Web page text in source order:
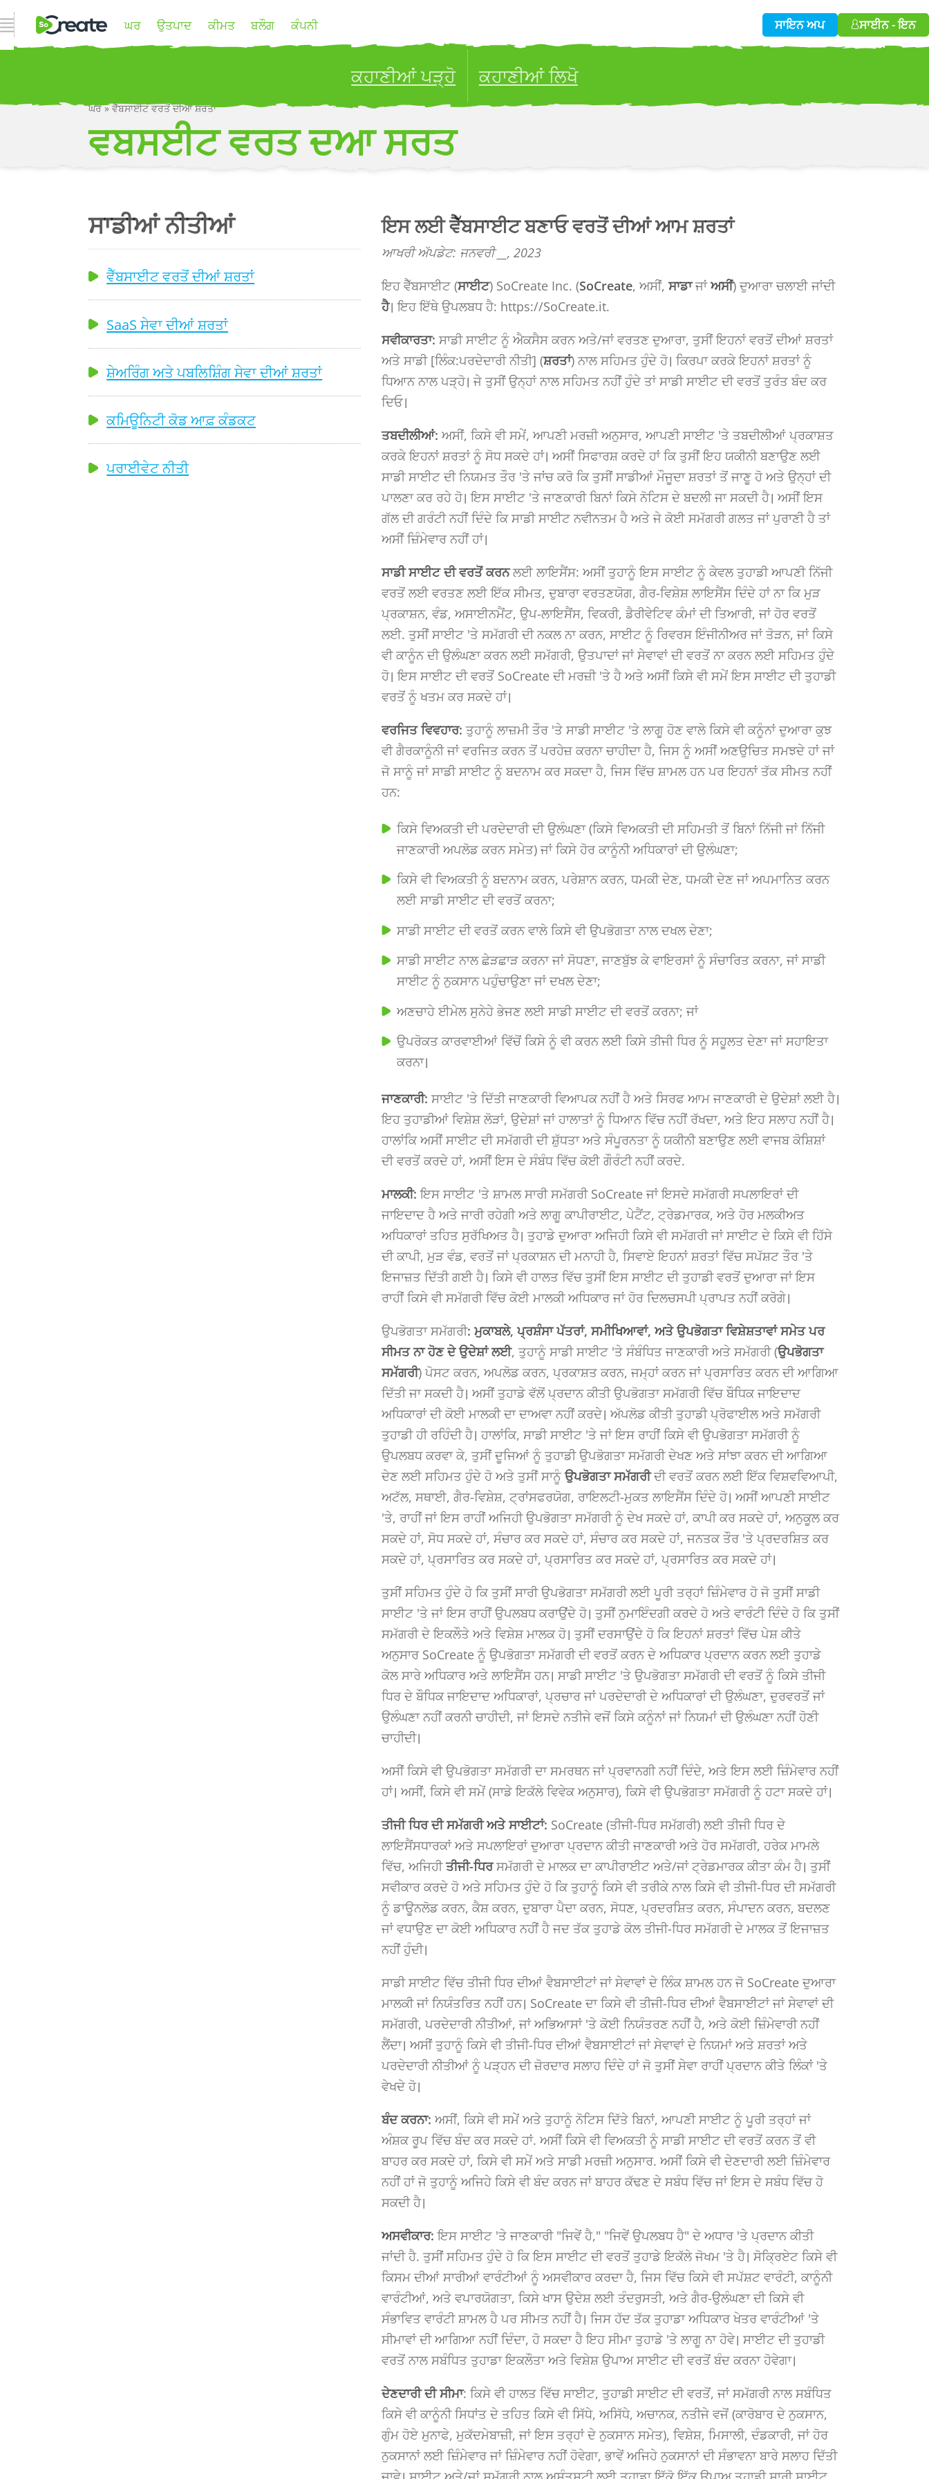
ਨੈਵੀਗੇਸ਼ਨ ਖੋਲ੍ਹੋ ਘਰ ਉਤਪਾਦ ਕੀਮਤ ਬਲੌਗ ਕੰਪਨੀ ਸਾਇਨ ਅਪ ਸਾਈਨ - ਇਨ
ਕਹਾਣੀਆਂ ਪੜ੍ਹੋ ਕਹਾਣੀਆਂ ਲਿਖੋ
ਘਰ»ਵੈੱਬਸਾਈਟ ਵਰਤੋਂ ਦੀਆਂ ਸ਼ਰਤਾਂ
ਵਬਸਈਟ ਵਰਤ ਦਆ ਸਰਤ
ਇਸ ਲਈ ਵੈੱਬਸਾਈਟ ਬਣਾਓ ਵਰਤੋਂ ਦੀਆਂ ਆਮ ਸ਼ਰਤਾਂ
ਆਖਰੀ ਅੱਪਡੇਟ: ਜਨਵਰੀ __, 2023
ਇਹ ਵੈੱਬਸਾਈਟ (ਸਾਈਟ) SoCreate Inc. (SoCreate, ਅਸੀਂ,ਸਾਡਾਜਾਂਅਸੀਂ) ਦੁਆਰਾ ਚਲਾਈ ਜਾਂਦੀ
ਹੈ। ਇਹ ਇੱਥੇ ਉਪਲਬਧ ਹੈ: https://SoCreate.it.
ਸਵੀਕਾਰਤਾ: ਸਾਡੀ ਸਾਈਟ ਨੂੰ ਐਕਸੈਸ ਕਰਨ ਅਤੇ/ਜਾਂ ਵਰਤਣ ਦੁਆਰਾ, ਤੁਸੀਂ ਇਹਨਾਂ ਵਰਤੋਂ ਦੀਆਂ ਸ਼ਰਤਾਂ
ਅਤੇ ਸਾਡੀ [ਲਿੰਕ:ਪਰਦੇਦਾਰੀ ਨੀਤੀ] (ਸ਼ਰਤਾਂ) ਨਾਲ ਸਹਿਮਤ ਹੁੰਦੇ ਹੋ। ਕਿਰਪਾ ਕਰਕੇ ਇਹਨਾਂ ਸ਼ਰਤਾਂ ਨੂੰ
ਧਿਆਨ ਨਾਲ ਪੜ੍ਹੋ। ਜੇ ਤੁਸੀਂ ਉਨ੍ਹਾਂ ਨਾਲ ਸਹਿਮਤ ਨਹੀਂ ਹੁੰਦੇ ਤਾਂ ਸਾਡੀ ਸਾਈਟ ਦੀ ਵਰਤੋਂ ਤੁਰੰਤ ਬੰਦ ਕਰ
ਦਿਓ।
ਤਬਦੀਲੀਆਂ: ਅਸੀਂ, ਕਿਸੇ ਵੀ ਸਮੇਂ, ਆਪਣੀ ਮਰਜ਼ੀ ਅਨੁਸਾਰ, ਆਪਣੀ ਸਾਈਟ 'ਤੇ ਤਬਦੀਲੀਆਂ ਪ੍ਰਕਾਸ਼ਤ
ਕਰਕੇ ਇਹਨਾਂ ਸ਼ਰਤਾਂ ਨੂੰ ਸੋਧ ਸਕਦੇ ਹਾਂ। ਅਸੀਂ ਸਿਫਾਰਸ਼ ਕਰਦੇ ਹਾਂ ਕਿ ਤੁਸੀਂ ਇਹ ਯਕੀਨੀ ਬਣਾਉਣ ਲਈ
ਸਾਡੀ ਸਾਈਟ ਦੀ ਨਿਯਮਤ ਤੌਰ 'ਤੇ ਜਾਂਚ ਕਰੋ ਕਿ ਤੁਸੀਂ ਸਾਡੀਆਂ ਮੌਜੂਦਾ ਸ਼ਰਤਾਂ ਤੋਂ ਜਾਣੂ ਹੋ ਅਤੇ ਉਨ੍ਹਾਂ ਦੀ
ਪਾਲਣਾ ਕਰ ਰਹੇ ਹੋ। ਇਸ ਸਾਈਟ 'ਤੇ ਜਾਣਕਾਰੀ ਬਿਨਾਂ ਕਿਸੇ ਨੋਟਿਸ ਦੇ ਬਦਲੀ ਜਾ ਸਕਦੀ ਹੈ। ਅਸੀਂ ਇਸ
ਗੱਲ ਦੀ ਗਰੰਟੀ ਨਹੀਂ ਦਿੰਦੇ ਕਿ ਸਾਡੀ ਸਾਈਟ ਨਵੀਨਤਮ ਹੈ ਅਤੇ ਜੇ ਕੋਈ ਸਮੱਗਰੀ ਗਲਤ ਜਾਂ ਪੁਰਾਣੀ ਹੈ ਤਾਂ
ਅਸੀਂ ਜ਼ਿੰਮੇਵਾਰ ਨਹੀਂ ਹਾਂ।
ਸਾਡੀ ਸਾਈਟ ਦੀ ਵਰਤੋਂ ਕਰਨਲਈ ਲਾਇਸੈਂਸ: ਅਸੀਂ ਤੁਹਾਨੂੰ ਇਸ ਸਾਈਟ ਨੂੰ ਕੇਵਲ ਤੁਹਾਡੀ ਆਪਣੀ ਨਿੱਜੀ
ਵਰਤੋਂ ਲਈ ਵਰਤਣ ਲਈ ਇੱਕ ਸੀਮਤ, ਦੁਬਾਰਾ ਵਰਤਣਯੋਗ, ਗੈਰ-ਵਿਸ਼ੇਸ਼ ਲਾਇਸੈਂਸ ਦਿੰਦੇ ਹਾਂ ਨਾ ਕਿ ਮੁੜ
ਪ੍ਰਕਾਸ਼ਨ, ਵੰਡ, ਅਸਾਈਨਮੈਂਟ, ਉਪ-ਲਾਇਸੈਂਸ, ਵਿਕਰੀ, ਡੈਰੀਵੇਟਿਵ ਕੰਮਾਂ ਦੀ ਤਿਆਰੀ, ਜਾਂ ਹੋਰ ਵਰਤੋਂ
ਲਈ. ਤੁਸੀਂ ਸਾਈਟ 'ਤੇ ਸਮੱਗਰੀ ਦੀ ਨਕਲ ਨਾ ਕਰਨ, ਸਾਈਟ ਨੂੰ ਰਿਵਰਸ ਇੰਜੀਨੀਅਰ ਜਾਂ ਤੋੜਨ, ਜਾਂ ਕਿਸੇ
ਵੀ ਕਾਨੂੰਨ ਦੀ ਉਲੰਘਣਾ ਕਰਨ ਲਈ ਸਮੱਗਰੀ, ਉਤਪਾਦਾਂ ਜਾਂ ਸੇਵਾਵਾਂ ਦੀ ਵਰਤੋਂ ਨਾ ਕਰਨ ਲਈ ਸਹਿਮਤ ਹੁੰਦੇ
ਹੋ। ਇਸ ਸਾਈਟ ਦੀ ਵਰਤੋਂ SoCreate ਦੀ ਮਰਜ਼ੀ 'ਤੇ ਹੈ ਅਤੇ ਅਸੀਂ ਕਿਸੇ ਵੀ ਸਮੇਂ ਇਸ ਸਾਈਟ ਦੀ ਤੁਹਾਡੀ
ਵਰਤੋਂ ਨੂੰ ਖਤਮ ਕਰ ਸਕਦੇ ਹਾਂ।
ਵਰਜਿਤ ਵਿਵਹਾਰ: ਤੁਹਾਨੂੰ ਲਾਜ਼ਮੀ ਤੌਰ 'ਤੇ ਸਾਡੀ ਸਾਈਟ 'ਤੇ ਲਾਗੂ ਹੋਣ ਵਾਲੇ ਕਿਸੇ ਵੀ ਕਨੂੰਨਾਂ ਦੁਆਰਾ ਕੁਝ
ਵੀ ਗੈਰਕਾਨੂੰਨੀ ਜਾਂ ਵਰਜਿਤ ਕਰਨ ਤੋਂ ਪਰਹੇਜ਼ ਕਰਨਾ ਚਾਹੀਦਾ ਹੈ, ਜਿਸ ਨੂੰ ਅਸੀਂ ਅਣਉਚਿਤ ਸਮਝਦੇ ਹਾਂ ਜਾਂ
ਜੋ ਸਾਨੂੰ ਜਾਂ ਸਾਡੀ ਸਾਈਟ ਨੂੰ ਬਦਨਾਮ ਕਰ ਸਕਦਾ ਹੈ, ਜਿਸ ਵਿੱਚ ਸ਼ਾਮਲ ਹਨ ਪਰ ਇਹਨਾਂ ਤੱਕ ਸੀਮਤ ਨਹੀਂ
ਹਨ:
ਕਿਸੇ ਵਿਅਕਤੀ ਦੀ ਪਰਦੇਦਾਰੀ ਦੀ ਉਲੰਘਣਾ (ਕਿਸੇ ਵਿਅਕਤੀ ਦੀ ਸਹਿਮਤੀ ਤੋਂ ਬਿਨਾਂ ਨਿੱਜੀ ਜਾਂ ਨਿੱਜੀ
ਜਾਣਕਾਰੀ ਅਪਲੋਡ ਕਰਨ ਸਮੇਤ) ਜਾਂ ਕਿਸੇ ਹੋਰ ਕਾਨੂੰਨੀ ਅਧਿਕਾਰਾਂ ਦੀ ਉਲੰਘਣਾ;
ਕਿਸੇ ਵੀ ਵਿਅਕਤੀ ਨੂੰ ਬਦਨਾਮ ਕਰਨ, ਪਰੇਸ਼ਾਨ ਕਰਨ, ਧਮਕੀ ਦੇਣ, ਧਮਕੀ ਦੇਣ ਜਾਂ ਅਪਮਾਨਿਤ ਕਰਨ
ਲਈ ਸਾਡੀ ਸਾਈਟ ਦੀ ਵਰਤੋਂ ਕਰਨਾ;
ਸਾਡੀ ਸਾਈਟ ਦੀ ਵਰਤੋਂ ਕਰਨ ਵਾਲੇ ਕਿਸੇ ਵੀ ਉਪਭੋਗਤਾ ਨਾਲ ਦਖਲ ਦੇਣਾ;
ਸਾਡੀ ਸਾਈਟ ਨਾਲ ਛੇੜਛਾੜ ਕਰਨਾ ਜਾਂ ਸੋਧਣਾ, ਜਾਣਬੁੱਝ ਕੇ ਵਾਇਰਸਾਂ ਨੂੰ ਸੰਚਾਰਿਤ ਕਰਨਾ, ਜਾਂ ਸਾਡੀ
ਸਾਈਟ ਨੂੰ ਨੁਕਸਾਨ ਪਹੁੰਚਾਉਣਾ ਜਾਂ ਦਖਲ ਦੇਣਾ;
ਅਣਚਾਹੇ ਈਮੇਲ ਸੁਨੇਹੇ ਭੇਜਣ ਲਈ ਸਾਡੀ ਸਾਈਟ ਦੀ ਵਰਤੋਂ ਕਰਨਾ; ਜਾਂ
ਉਪਰੋਕਤ ਕਾਰਵਾਈਆਂ ਵਿੱਚੋਂ ਕਿਸੇ ਨੂੰ ਵੀ ਕਰਨ ਲਈ ਕਿਸੇ ਤੀਜੀ ਧਿਰ ਨੂੰ ਸਹੂਲਤ ਦੇਣਾ ਜਾਂ ਸਹਾਇਤਾ
ਕਰਨਾ।
ਜਾਣਕਾਰੀ:ਸਾਈਟ 'ਤੇ ਦਿੱਤੀ ਜਾਣਕਾਰੀ ਵਿਆਪਕ ਨਹੀਂ ਹੈ ਅਤੇ ਸਿਰਫ ਆਮ ਜਾਣਕਾਰੀ ਦੇ ਉਦੇਸ਼ਾਂ ਲਈ ਹੈ।
ਇਹ ਤੁਹਾਡੀਆਂ ਵਿਸ਼ੇਸ਼ ਲੋੜਾਂ, ਉਦੇਸ਼ਾਂ ਜਾਂ ਹਾਲਾਤਾਂ ਨੂੰ ਧਿਆਨ ਵਿੱਚ ਨਹੀਂ ਰੱਖਦਾ, ਅਤੇ ਇਹ ਸਲਾਹ ਨਹੀਂ ਹੈ।
ਹਾਲਾਂਕਿ ਅਸੀਂ ਸਾਈਟ ਦੀ ਸਮੱਗਰੀ ਦੀ ਸ਼ੁੱਧਤਾ ਅਤੇ ਸੰਪੂਰਨਤਾ ਨੂੰ ਯਕੀਨੀ ਬਣਾਉਣ ਲਈ ਵਾਜਬ ਕੋਸ਼ਿਸ਼ਾਂ
ਦੀ ਵਰਤੋਂ ਕਰਦੇ ਹਾਂ, ਅਸੀਂ ਇਸ ਦੇ ਸੰਬੰਧ ਵਿੱਚ ਕੋਈ ਗੌਰੰਟੀ ਨਹੀਂ ਕਰਦੇ.
ਮਾਲਕੀ: ਇਸ ਸਾਈਟ 'ਤੇ ਸ਼ਾਮਲ ਸਾਰੀ ਸਮੱਗਰੀ SoCreate ਜਾਂ ਇਸਦੇ ਸਮੱਗਰੀ ਸਪਲਾਇਰਾਂ ਦੀ
ਜਾਇਦਾਦ ਹੈ ਅਤੇ ਜਾਰੀ ਰਹੇਗੀ ਅਤੇ ਲਾਗੂ ਕਾਪੀਰਾਈਟ, ਪੇਟੈਂਟ, ਟ੍ਰੇਡਮਾਰਕ, ਅਤੇ ਹੋਰ ਮਲਕੀਅਤ
ਅਧਿਕਾਰਾਂ ਤਹਿਤ ਸੁਰੱਖਿਅਤ ਹੈ। ਤੁਹਾਡੇ ਦੁਆਰਾ ਅਜਿਹੀ ਕਿਸੇ ਵੀ ਸਮੱਗਰੀ ਜਾਂ ਸਾਈਟ ਦੇ ਕਿਸੇ ਵੀ ਹਿੱਸੇ
ਦੀ ਕਾਪੀ, ਮੁੜ ਵੰਡ, ਵਰਤੋਂ ਜਾਂ ਪ੍ਰਕਾਸ਼ਨ ਦੀ ਮਨਾਹੀ ਹੈ, ਸਿਵਾਏ ਇਹਨਾਂ ਸ਼ਰਤਾਂ ਵਿੱਚ ਸਪੱਸ਼ਟ ਤੌਰ 'ਤੇ
ਇਜਾਜ਼ਤ ਦਿੱਤੀ ਗਈ ਹੈ। ਕਿਸੇ ਵੀ ਹਾਲਤ ਵਿੱਚ ਤੁਸੀਂ ਇਸ ਸਾਈਟ ਦੀ ਤੁਹਾਡੀ ਵਰਤੋਂ ਦੁਆਰਾ ਜਾਂ ਇਸ
ਰਾਹੀਂ ਕਿਸੇ ਵੀ ਸਮੱਗਰੀ ਵਿੱਚ ਕੋਈ ਮਾਲਕੀ ਅਧਿਕਾਰ ਜਾਂ ਹੋਰ ਦਿਲਚਸਪੀ ਪ੍ਰਾਪਤ ਨਹੀਂ ਕਰੋਗੇ।
ਉਪਭੋਗਤਾ ਸਮੱਗਰੀ: ਮੁਕਾਬਲੇ, ਪ੍ਰਸ਼ੰਸਾ ਪੱਤਰਾਂ, ਸਮੀਖਿਆਵਾਂ, ਅਤੇ ਉਪਭੋਗਤਾ ਵਿਸ਼ੇਸ਼ਤਾਵਾਂ ਸਮੇਤ ਪਰ
ਸੀਮਤ ਨਾ ਹੋਣ ਦੇ ਉਦੇਸ਼ਾਂ ਲਈ, ਤੁਹਾਨੂੰ ਸਾਡੀ ਸਾਈਟ 'ਤੇ ਸੰਬੰਧਿਤ ਜਾਣਕਾਰੀ ਅਤੇ ਸਮੱਗਰੀ (ਉਪਭੋਗਤਾ
ਸਮੱਗਰੀ) ਪੋਸਟ ਕਰਨ, ਅਪਲੋਡ ਕਰਨ, ਪ੍ਰਕਾਸ਼ਤ ਕਰਨ, ਜਮ੍ਹਾਂ ਕਰਨ ਜਾਂ ਪ੍ਰਸਾਰਿਤ ਕਰਨ ਦੀ ਆਗਿਆ
ਦਿੱਤੀ ਜਾ ਸਕਦੀ ਹੈ। ਅਸੀਂ ਤੁਹਾਡੇ ਵੱਲੋਂ ਪ੍ਰਦਾਨ ਕੀਤੀ ਉਪਭੋਗਤਾ ਸਮੱਗਰੀ ਵਿੱਚ ਬੌਧਿਕ ਜਾਇਦਾਦ
ਅਧਿਕਾਰਾਂ ਦੀ ਕੋਈ ਮਾਲਕੀ ਦਾ ਦਾਅਵਾ ਨਹੀਂ ਕਰਦੇ। ਅੱਪਲੋਡ ਕੀਤੀ ਤੁਹਾਡੀ ਪ੍ਰੋਫਾਈਲ ਅਤੇ ਸਮੱਗਰੀ
ਤੁਹਾਡੀ ਹੀ ਰਹਿੰਦੀ ਹੈ। ਹਾਲਾਂਕਿ, ਸਾਡੀ ਸਾਈਟ 'ਤੇ ਜਾਂ ਇਸ ਰਾਹੀਂ ਕਿਸੇ ਵੀ ਉਪਭੋਗਤਾ ਸਮੱਗਰੀ ਨੂੰ
ਉਪਲਬਧ ਕਰਵਾ ਕੇ, ਤੁਸੀਂ ਦੂਜਿਆਂ ਨੂੰ ਤੁਹਾਡੀ ਉਪਭੋਗਤਾ ਸਮੱਗਰੀ ਦੇਖਣ ਅਤੇ ਸਾਂਝਾ ਕਰਨ ਦੀ ਆਗਿਆ
ਦੇਣ ਲਈ ਸਹਿਮਤ ਹੁੰਦੇ ਹੋ ਅਤੇ ਤੁਸੀਂ ਸਾਨੂੰਉਪਭੋਗਤਾ ਸਮੱਗਰੀਦੀ ਵਰਤੋਂ ਕਰਨ ਲਈ ਇੱਕ ਵਿਸ਼ਵਵਿਆਪੀ,
ਅਟੱਲ, ਸਥਾਈ, ਗੈਰ-ਵਿਸ਼ੇਸ਼, ਟ੍ਰਾਂਸਫਰਯੋਗ, ਰਾਇਲਟੀ-ਮੁਕਤ ਲਾਇਸੈਂਸ ਦਿੰਦੇ ਹੋ। ਅਸੀਂ ਆਪਣੀ ਸਾਈਟ
'ਤੇ, ਰਾਹੀਂ ਜਾਂ ਇਸ ਰਾਹੀਂ ਅਜਿਹੀ ਉਪਭੋਗਤਾ ਸਮੱਗਰੀ ਨੂੰ ਦੇਖ ਸਕਦੇ ਹਾਂ, ਕਾਪੀ ਕਰ ਸਕਦੇ ਹਾਂ, ਅਨੁਕੂਲ ਕਰ
ਸਕਦੇ ਹਾਂ, ਸੋਧ ਸਕਦੇ ਹਾਂ, ਸੰਚਾਰ ਕਰ ਸਕਦੇ ਹਾਂ, ਸੰਚਾਰ ਕਰ ਸਕਦੇ ਹਾਂ, ਜਨਤਕ ਤੌਰ 'ਤੇ ਪ੍ਰਦਰਸ਼ਿਤ ਕਰ
ਸਕਦੇ ਹਾਂ, ਪ੍ਰਸਾਰਿਤ ਕਰ ਸਕਦੇ ਹਾਂ, ਪ੍ਰਸਾਰਿਤ ਕਰ ਸਕਦੇ ਹਾਂ, ਪ੍ਰਸਾਰਿਤ ਕਰ ਸਕਦੇ ਹਾਂ।
ਤੁਸੀਂ ਸਹਿਮਤ ਹੁੰਦੇ ਹੋ ਕਿ ਤੁਸੀਂ ਸਾਰੀ ਉਪਭੋਗਤਾ ਸਮੱਗਰੀ ਲਈ ਪੂਰੀ ਤਰ੍ਹਾਂ ਜ਼ਿੰਮੇਵਾਰ ਹੋ ਜੋ ਤੁਸੀਂ ਸਾਡੀ
ਸਾਈਟ 'ਤੇ ਜਾਂ ਇਸ ਰਾਹੀਂ ਉਪਲਬਧ ਕਰਾਉਂਦੇ ਹੋ। ਤੁਸੀਂ ਨੁਮਾਇੰਦਗੀ ਕਰਦੇ ਹੋ ਅਤੇ ਵਾਰੰਟੀ ਦਿੰਦੇ ਹੋ ਕਿ ਤੁਸੀਂ
ਸਮੱਗਰੀ ਦੇ ਇਕਲੌਤੇ ਅਤੇ ਵਿਸ਼ੇਸ਼ ਮਾਲਕ ਹੋ। ਤੁਸੀਂ ਦਰਸਾਉਂਦੇ ਹੋ ਕਿ ਇਹਨਾਂ ਸ਼ਰਤਾਂ ਵਿੱਚ ਪੇਸ਼ ਕੀਤੇ
ਅਨੁਸਾਰ SoCreate ਨੂੰ ਉਪਭੋਗਤਾ ਸਮੱਗਰੀ ਦੀ ਵਰਤੋਂ ਕਰਨ ਦੇ ਅਧਿਕਾਰ ਪ੍ਰਦਾਨ ਕਰਨ ਲਈ ਤੁਹਾਡੇ
ਕੋਲ ਸਾਰੇ ਅਧਿਕਾਰ ਅਤੇ ਲਾਇਸੈਂਸ ਹਨ। ਸਾਡੀ ਸਾਈਟ 'ਤੇ ਉਪਭੋਗਤਾ ਸਮੱਗਰੀ ਦੀ ਵਰਤੋਂ ਨੂੰ ਕਿਸੇ ਤੀਜੀ
ਧਿਰ ਦੇ ਬੌਧਿਕ ਜਾਇਦਾਦ ਅਧਿਕਾਰਾਂ, ਪ੍ਰਚਾਰ ਜਾਂ ਪਰਦੇਦਾਰੀ ਦੇ ਅਧਿਕਾਰਾਂ ਦੀ ਉਲੰਘਣਾ, ਦੁਰਵਰਤੋਂ ਜਾਂ
ਉਲੰਘਣਾ ਨਹੀਂ ਕਰਨੀ ਚਾਹੀਦੀ, ਜਾਂ ਇਸਦੇ ਨਤੀਜੇ ਵਜੋਂ ਕਿਸੇ ਕਨੂੰਨਾਂ ਜਾਂ ਨਿਯਮਾਂ ਦੀ ਉਲੰਘਣਾ ਨਹੀਂ ਹੋਣੀ
ਚਾਹੀਦੀ।
ਅਸੀਂ ਕਿਸੇ ਵੀ ਉਪਭੋਗਤਾ ਸਮੱਗਰੀ ਦਾ ਸਮਰਥਨ ਜਾਂ ਪ੍ਰਵਾਨਗੀ ਨਹੀਂ ਦਿੰਦੇ, ਅਤੇ ਇਸ ਲਈ ਜ਼ਿੰਮੇਵਾਰ ਨਹੀਂ
ਹਾਂ। ਅਸੀਂ, ਕਿਸੇ ਵੀ ਸਮੇਂ (ਸਾਡੇ ਇਕੱਲੇ ਵਿਵੇਕ ਅਨੁਸਾਰ), ਕਿਸੇ ਵੀ ਉਪਭੋਗਤਾ ਸਮੱਗਰੀ ਨੂੰ ਹਟਾ ਸਕਦੇ ਹਾਂ।
ਤੀਜੀ ਧਿਰ ਦੀ ਸਮੱਗਰੀ ਅਤੇ ਸਾਈਟਾਂ: SoCreate (ਤੀਜੀ-ਧਿਰ ਸਮੱਗਰੀ) ਲਈ ਤੀਜੀ ਧਿਰ ਦੇ
ਲਾਇਸੈਂਸਧਾਰਕਾਂ ਅਤੇ ਸਪਲਾਇਰਾਂ ਦੁਆਰਾ ਪ੍ਰਦਾਨ ਕੀਤੀ ਜਾਣਕਾਰੀ ਅਤੇ ਹੋਰ ਸਮੱਗਰੀ, ਹਰੇਕ ਮਾਮਲੇ
ਵਿੱਚ, ਅਜਿਹੀਤੀਜੀ-ਧਿਰਸਮੱਗਰੀ ਦੇ ਮਾਲਕ ਦਾ ਕਾਪੀਰਾਈਟ ਅਤੇ/ਜਾਂ ਟ੍ਰੇਡਮਾਰਕ ਕੀਤਾ ਕੰਮ ਹੈ। ਤੁਸੀਂ
ਸਵੀਕਾਰ ਕਰਦੇ ਹੋ ਅਤੇ ਸਹਿਮਤ ਹੁੰਦੇ ਹੋ ਕਿ ਤੁਹਾਨੂੰ ਕਿਸੇ ਵੀ ਤਰੀਕੇ ਨਾਲ ਕਿਸੇ ਵੀ ਤੀਜੀ-ਧਿਰ ਦੀ ਸਮੱਗਰੀ
ਨੂੰ ਡਾਊਨਲੋਡ ਕਰਨ, ਕੈਸ਼ ਕਰਨ, ਦੁਬਾਰਾ ਪੈਦਾ ਕਰਨ, ਸੋਧਣ, ਪ੍ਰਦਰਸ਼ਿਤ ਕਰਨ, ਸੰਪਾਦਨ ਕਰਨ, ਬਦਲਣ
ਜਾਂ ਵਧਾਉਣ ਦਾ ਕੋਈ ਅਧਿਕਾਰ ਨਹੀਂ ਹੈ ਜਦ ਤੱਕ ਤੁਹਾਡੇ ਕੋਲ ਤੀਜੀ-ਧਿਰ ਸਮੱਗਰੀ ਦੇ ਮਾਲਕ ਤੋਂ ਇਜਾਜ਼ਤ
ਨਹੀਂ ਹੁੰਦੀ।
ਸਾਡੀ ਸਾਈਟ ਵਿੱਚ ਤੀਜੀ ਧਿਰ ਦੀਆਂ ਵੈਬਸਾਈਟਾਂ ਜਾਂ ਸੇਵਾਵਾਂ ਦੇ ਲਿੰਕ ਸ਼ਾਮਲ ਹਨ ਜੋ SoCreate ਦੁਆਰਾ
ਮਾਲਕੀ ਜਾਂ ਨਿਯੰਤਰਿਤ ਨਹੀਂ ਹਨ। SoCreate ਦਾ ਕਿਸੇ ਵੀ ਤੀਜੀ-ਧਿਰ ਦੀਆਂ ਵੈਬਸਾਈਟਾਂ ਜਾਂ ਸੇਵਾਵਾਂ ਦੀ
ਸਮੱਗਰੀ, ਪਰਦੇਦਾਰੀ ਨੀਤੀਆਂ, ਜਾਂ ਅਭਿਆਸਾਂ 'ਤੇ ਕੋਈ ਨਿਯੰਤਰਣ ਨਹੀਂ ਹੈ, ਅਤੇ ਕੋਈ ਜ਼ਿੰਮੇਵਾਰੀ ਨਹੀਂ
ਲੈਂਦਾ। ਅਸੀਂ ਤੁਹਾਨੂੰ ਕਿਸੇ ਵੀ ਤੀਜੀ-ਧਿਰ ਦੀਆਂ ਵੈਬਸਾਈਟਾਂ ਜਾਂ ਸੇਵਾਵਾਂ ਦੇ ਨਿਯਮਾਂ ਅਤੇ ਸ਼ਰਤਾਂ ਅਤੇ
ਪਰਦੇਦਾਰੀ ਨੀਤੀਆਂ ਨੂੰ ਪੜ੍ਹਨ ਦੀ ਜ਼ੋਰਦਾਰ ਸਲਾਹ ਦਿੰਦੇ ਹਾਂ ਜੋ ਤੁਸੀਂ ਸੇਵਾ ਰਾਹੀਂ ਪ੍ਰਦਾਨ ਕੀਤੇ ਲਿੰਕਾਂ 'ਤੇ
ਵੇਖਦੇ ਹੋ।
ਬੰਦ ਕਰਨਾ: ਅਸੀਂ, ਕਿਸੇ ਵੀ ਸਮੇਂ ਅਤੇ ਤੁਹਾਨੂੰ ਨੋਟਿਸ ਦਿੱਤੇ ਬਿਨਾਂ, ਆਪਣੀ ਸਾਈਟ ਨੂੰ ਪੂਰੀ ਤਰ੍ਹਾਂ ਜਾਂ
ਅੰਸ਼ਕ ਰੂਪ ਵਿੱਚ ਬੰਦ ਕਰ ਸਕਦੇ ਹਾਂ. ਅਸੀਂ ਕਿਸੇ ਵੀ ਵਿਅਕਤੀ ਨੂੰ ਸਾਡੀ ਸਾਈਟ ਦੀ ਵਰਤੋਂ ਕਰਨ ਤੋਂ ਵੀ
ਬਾਹਰ ਕਰ ਸਕਦੇ ਹਾਂ, ਕਿਸੇ ਵੀ ਸਮੇਂ ਅਤੇ ਸਾਡੀ ਮਰਜ਼ੀ ਅਨੁਸਾਰ. ਅਸੀਂ ਕਿਸੇ ਵੀ ਦੇਣਦਾਰੀ ਲਈ ਜ਼ਿੰਮੇਵਾਰ
ਨਹੀਂ ਹਾਂ ਜੋ ਤੁਹਾਨੂੰ ਅਜਿਹੇ ਕਿਸੇ ਵੀ ਬੰਦ ਕਰਨ ਜਾਂ ਬਾਹਰ ਕੱਢਣ ਦੇ ਸਬੰਧ ਵਿੱਚ ਜਾਂ ਇਸ ਦੇ ਸਬੰਧ ਵਿੱਚ ਹੋ
ਸਕਦੀ ਹੈ।
ਅਸਵੀਕਾਰ:ਇਸ ਸਾਈਟ 'ਤੇ ਜਾਣਕਾਰੀ "ਜਿਵੇਂ ਹੈ," "ਜਿਵੇਂ ਉਪਲਬਧ ਹੈ" ਦੇ ਅਧਾਰ 'ਤੇ ਪ੍ਰਦਾਨ ਕੀਤੀ
ਜਾਂਦੀ ਹੈ. ਤੁਸੀਂ ਸਹਿਮਤ ਹੁੰਦੇ ਹੋ ਕਿ ਇਸ ਸਾਈਟ ਦੀ ਵਰਤੋਂ ਤੁਹਾਡੇ ਇਕੱਲੇ ਜੋਖਮ 'ਤੇ ਹੈ। ਸੋਕ੍ਰਿਏਟ ਕਿਸੇ ਵੀ
ਕਿਸਮ ਦੀਆਂ ਸਾਰੀਆਂ ਵਾਰੰਟੀਆਂ ਨੂੰ ਅਸਵੀਕਾਰ ਕਰਦਾ ਹੈ, ਜਿਸ ਵਿੱਚ ਕਿਸੇ ਵੀ ਸਪੱਸ਼ਟ ਵਾਰੰਟੀ, ਕਾਨੂੰਨੀ
ਵਾਰੰਟੀਆਂ, ਅਤੇ ਵਪਾਰਯੋਗਤਾ, ਕਿਸੇ ਖਾਸ ਉਦੇਸ਼ ਲਈ ਤੰਦਰੁਸਤੀ, ਅਤੇ ਗੈਰ-ਉਲੰਘਣਾ ਦੀ ਕਿਸੇ ਵੀ
ਸੰਭਾਵਿਤ ਵਾਰੰਟੀ ਸ਼ਾਮਲ ਹੈ ਪਰ ਸੀਮਤ ਨਹੀਂ ਹੈ। ਜਿਸ ਹੱਦ ਤੱਕ ਤੁਹਾਡਾ ਅਧਿਕਾਰ ਖੇਤਰ ਵਾਰੰਟੀਆਂ 'ਤੇ
ਸੀਮਾਵਾਂ ਦੀ ਆਗਿਆ ਨਹੀਂ ਦਿੰਦਾ, ਹੋ ਸਕਦਾ ਹੈ ਇਹ ਸੀਮਾ ਤੁਹਾਡੇ 'ਤੇ ਲਾਗੂ ਨਾ ਹੋਵੇ। ਸਾਈਟ ਦੀ ਤੁਹਾਡੀ
ਵਰਤੋਂ ਨਾਲ ਸਬੰਧਿਤ ਤੁਹਾਡਾ ਇਕਲੌਤਾ ਅਤੇ ਵਿਸ਼ੇਸ਼ ਉਪਾਅ ਸਾਈਟ ਦੀ ਵਰਤੋਂ ਬੰਦ ਕਰਨਾ ਹੋਵੇਗਾ।
ਦੇਣਦਾਰੀ ਦੀ ਸੀਮਾ: ਕਿਸੇ ਵੀ ਹਾਲਤ ਵਿੱਚ ਸਾਈਟ, ਤੁਹਾਡੀ ਸਾਈਟ ਦੀ ਵਰਤੋਂ, ਜਾਂ ਸਮੱਗਰੀ ਨਾਲ ਸਬੰਧਿਤ
ਕਿਸੇ ਵੀ ਕਾਨੂੰਨੀ ਸਿਧਾਂਤ ਦੇ ਤਹਿਤ ਕਿਸੇ ਵੀ ਸਿੱਧੇ, ਅਸਿੱਧੇ, ਅਚਾਨਕ, ਨਤੀਜੇ ਵਜੋਂ (ਕਾਰੋਬਾਰ ਦੇ ਨੁਕਸਾਨ,
ਗੁੰਮ ਹੋਏ ਮੁਨਾਫੇ, ਮੁਕੱਦਮੇਬਾਜ਼ੀ, ਜਾਂ ਇਸ ਤਰ੍ਹਾਂ ਦੇ ਨੁਕਸਾਨ ਸਮੇਤ), ਵਿਸ਼ੇਸ਼, ਮਿਸਾਲੀ, ਦੰਡਕਾਰੀ, ਜਾਂ ਹੋਰ
ਨੁਕਸਾਨਾਂ ਲਈ ਜ਼ਿੰਮੇਵਾਰ ਜਾਂ ਜ਼ਿੰਮੇਵਾਰ ਨਹੀਂ ਹੋਵੇਗਾ, ਭਾਵੇਂ ਅਜਿਹੇ ਨੁਕਸਾਨਾਂ ਦੀ ਸੰਭਾਵਨਾ ਬਾਰੇ ਸਲਾਹ ਦਿੱਤੀ
ਸਾਡੀਆਂ ਨੀਤੀਆਂ
ਵੈੱਬਸਾਈਟ ਵਰਤੋਂ ਦੀਆਂ ਸ਼ਰਤਾਂ
SaaS ਸੇਵਾ ਦੀਆਂ ਸ਼ਰਤਾਂ
ਸ਼ੇਅਰਿੰਗ ਅਤੇ ਪਬਲਿਸ਼ਿੰਗ ਸੇਵਾ ਦੀਆਂ ਸ਼ਰਤਾਂ
ਕਮਿਊਨਿਟੀ ਕੋਡ ਆਫ਼ ਕੰਡਕਟ
ਪਰਾਈਵੇਟ ਨੀਤੀ